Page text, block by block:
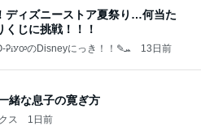
ディズニーストア夏祭り…何当た
くじに挑戦！！！
高校生Dヲタ Ꭰ-ᎮꭵꭹꭴのDisneyにっき！！✎ܚ 13日前
緒な息子の寛ぎ方
ス 1日前